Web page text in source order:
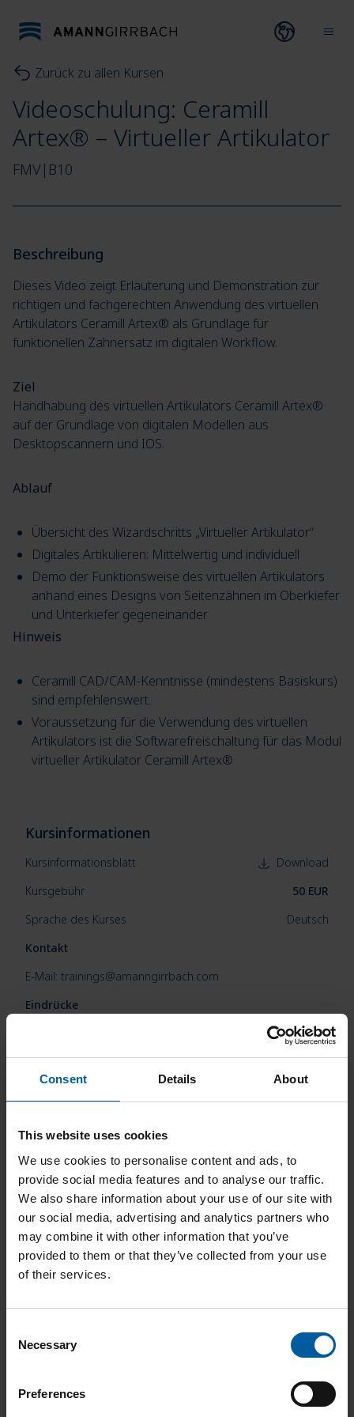
Consent Details About
This website uses cookies
We use cookies to personalise content and ads, to
provide social media features and to analyse our traffic.
We also share information about your use of our site with
our social media, advertising and analytics partners who
may combine it with other information that you’ve
provided to them or that they’ve collected from your use
of their services.
Selection
Necessary
Preferences
Open
Zurück zu allen Kursen
Videoschulung: Ceramill
Artex® – Virtueller Artikulator
FMV|B10
Beschreibung
Dieses Video zeigt Erläuterung und Demonstration zur
richtigen und fachgerechten Anwendung des virtuellen
Artikulators Ceramill Artex® als Grundlage für
funktionellen Zahnersatz im digitalen Workflow.
Ziel
Handhabung des virtuellen Artikulators Ceramill Artex®
auf der Grundlage von digitalen Modellen aus
Desktopscannern und IOS.
Ablauf
Übersicht des Wizardschritts „Virtueller Artikulator“
Digitales Artikulieren: Mittelwertig und individuell
Demo der Funktionsweise des virtuellen Artikulators
anhand eines Designs von Seitenzähnen im Oberkiefer
und Unterkiefer gegeneinander
Hinweis
Ceramill CAD/CAM-Kenntnisse (mindestens Basiskurs)
sind empfehlenswert.
Voraussetzung für die Verwendung des virtuellen
Artikulators ist die Softwarefreischaltung für das Modul
virtueller Artikulator Ceramill Artex®
Kursinformationen
Kursinformationsblatt
Download
Kursgebühr
50 EUR
Sprache des Kurses
Deutsch
Kontakt
E-Mail: trainings@amanngirrbach.com
Eindrücke
Kontaktperson
Carolin Münch
+49 7231 9570-5512
Registrierung